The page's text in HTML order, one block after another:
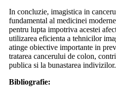
In concluzie, imagistica in
fundamental al medicinei
pentru lupta impotriva acestei
utilizarea eficienta a tehnicilor
atinge obiective importante in
tratarea cancerului de colon,
publica si la bunastarea indivizilor.
Bibliografie: